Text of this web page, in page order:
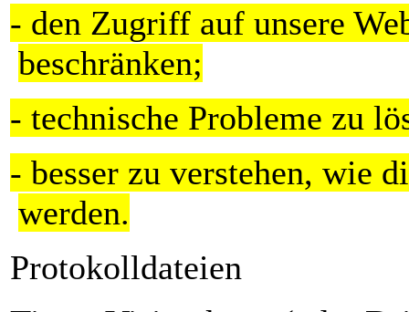
- den Zugriff auf unsere
beschränken;
- technische Probleme zu
- besser zu verstehen, wie
werden.
Protokolldateien